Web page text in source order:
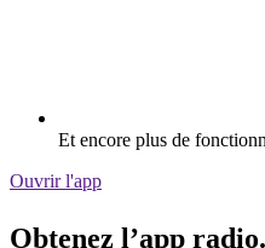
Et encore plus de
Ouvrir l'app
Obtenez l’app